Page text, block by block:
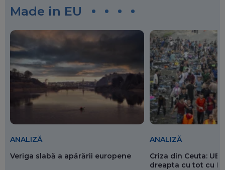
Made in EU
ANALIZĂ
Veriga slabă a apărării europene
ANALIZĂ
Criza din Ceuta: UE
dreapta cu tot cu